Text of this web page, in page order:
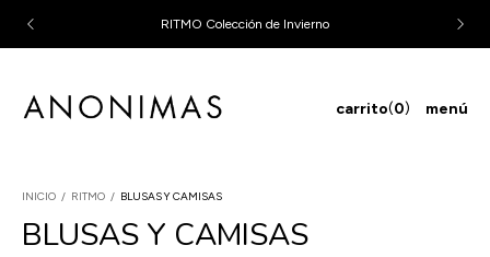
3 CUOTAS SIN MONTO MINIMO & 6 CUOTAS SIN INTERÉS EN
COMPRAS MAYORES A $200.000
menú
carrito(0)
INICIO / RITMO / BLUSAS Y CAMISAS
BLUSAS Y CAMISAS